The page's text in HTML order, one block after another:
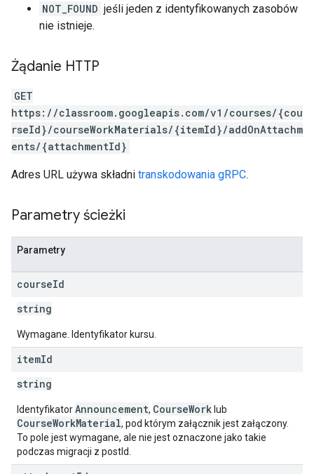
NOT_FOUND jeśli jeden z identyfikowanych zasobów
nie istnieje.
Żądanie HTTP
GET
https://classroom.googleapis.com/v1/courses/{cou
rseId}/courseWorkMaterials/{itemId}/addOnAttachm
ents/{attachmentId}
Adres URL używa składni transkodowania gRPC.
Parametry ścieżki
Parametry
courseId
string
Wymagane. Identyfikator kursu.
itemId
string
IdentyfikatorAnnouncement, CourseWork lub
CourseWorkMaterial, pod którym załącznik jest załączony.
To pole jest wymagane, ale nie jest oznaczone jako takie
podczas migracji z postId.